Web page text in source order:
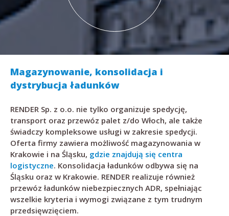
Magazynowanie, konsolidacja i
dystrybucja ładunków
RENDER Sp. z o.o. nie tylko organizuje spedycję,
transport oraz przewóz palet z/do Włoch, ale także
świadczy kompleksowe usługi w zakresie spedycji.
Oferta firmy zawiera możliwość magazynowania w
Krakowie i na Śląsku, gdzie znajdują się centra
logistyczne. Konsolidacja ładunków odbywa się na
Śląsku oraz w Krakowie. RENDER realizuje również
przewóz ładunków niebezpiecznych ADR, spełniając
wszelkie kryteria i wymogi związane z tym trudnym
przedsięwzięciem.